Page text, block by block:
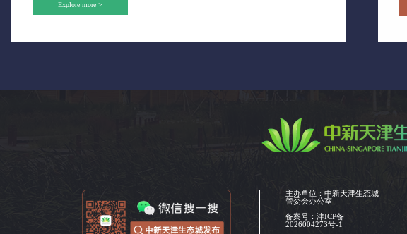
Explore more >
主办单位：中新天津生态城
管委会办公室
备案号：津ICP备
2026004273号-1